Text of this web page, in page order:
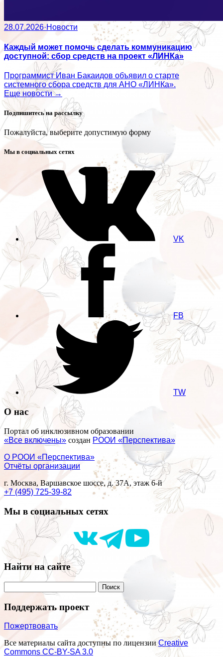
28.07.2026·Новости
Каждый может помочь сделать коммуникацию
доступной: сбор средств на проект «ЛИНКа»
Программист Иван Бакаидов объявил о старте
системного сбора средств для АНО «ЛИНКа».
Еще новости →
Подпишитесь на рассылку
Пожалуйста, выберите допустимую форму
Мы в социальных сетях
VK
FB
TW
О нас
Портал об инклюзивном образовании
«Все включены» создан РООИ «Перспектива»
О РООИ «Перспектива»
Отчёты организации
г. Москва, Варшавское шоссе, д. 37А, этаж 6-й
+7 (495) 725-39-82
Мы в социальных сетях
Найти на сайте
Поддержать проект
Пожертвовать
Все материалы сайта доступны по лицензииCreative
Commons СС-BY-SA 3.0